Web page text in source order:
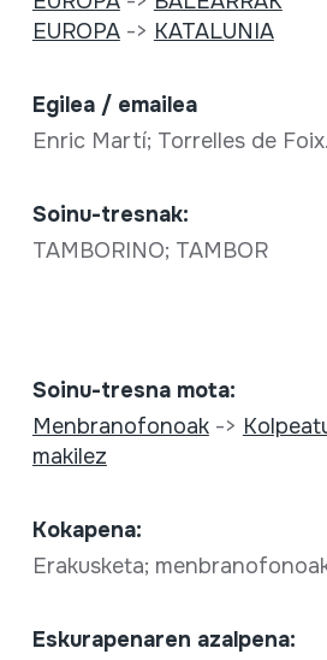
EUROPA-> KATALUNIA
Egilea / emailea
Enric Martí; Torrelles de Foix.
Soinu-tresnak:
TAMBORINO; TAMBOR
Soinu-tresna mota:
Menbranofonoak->
makilez
Kokapena:
Erakusketa;
Eskurapenaren azalpena: